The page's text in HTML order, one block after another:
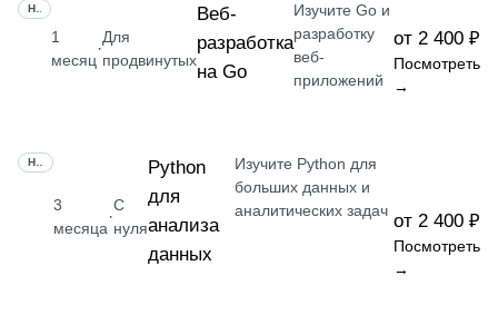
1
месяц
·
Для
продвинутых
Веб-
разработка
на Go
Изучите Go и
разработку
веб-
приложений
от 2 400 ₽
Посмотреть
→
3
месяца
·
С
нуля
Python
для
анализа
данных
Изучите Python для
больших данных и
аналитических задач от 2 400 ₽
Посмотреть
→